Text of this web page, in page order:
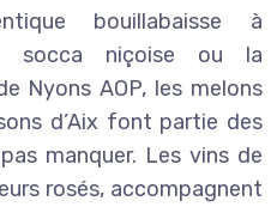
bouillabaisse à
socca niçoise ou la
Nyons AOP, les melons
d’Aix font partie des
manquer. Les vins de
rosés, accompagnent